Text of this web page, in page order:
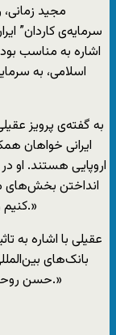
مجید
سرمایه‌ی کاردان”
اشاره به مناسب
به گفته‌ی پرویز
ایرانی خواهان
اروپایی هستند. او
انداختن بخش‌های
کنیم و روابط بازرگانی بین‌المللی خود را گسترش دهیم.»
عقیلی با اشاره به
بانک‌های
حسن روحانی، شاهد هیچ بهبودی در این وضعیت نیستیم.»